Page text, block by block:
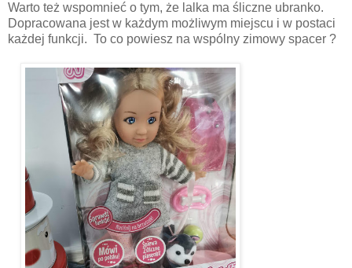
Warto też wspomnieć o tym, że lalka ma śliczne ubranko.
Dopracowana jest w każdym możliwym miejscu i w postaci
każdej funkcji. To co powiesz na wspólny zimowy spacer ?